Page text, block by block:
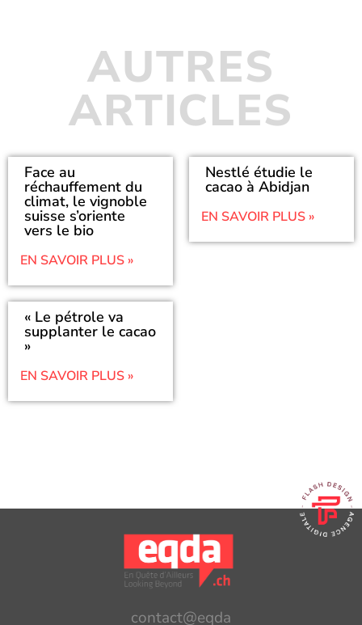
AUTRES
ARTICLES
Face au
réchauffement du
climat, le vignoble
suisse s’oriente
vers le bio
EN SAVOIR PLUS »
Nestlé étudie le
cacao à Abidjan
EN SAVOIR PLUS »
« Le pétrole va
supplanter le cacao
»
EN SAVOIR PLUS »
contact@eqda